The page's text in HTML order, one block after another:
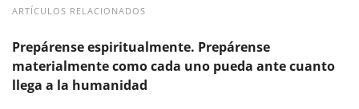
ARTÍCULOS RELACIONADOS
Prepárense espiritualmente. Prepárense
materialmente como cada uno pueda ante cuanto
llega a la humanidad